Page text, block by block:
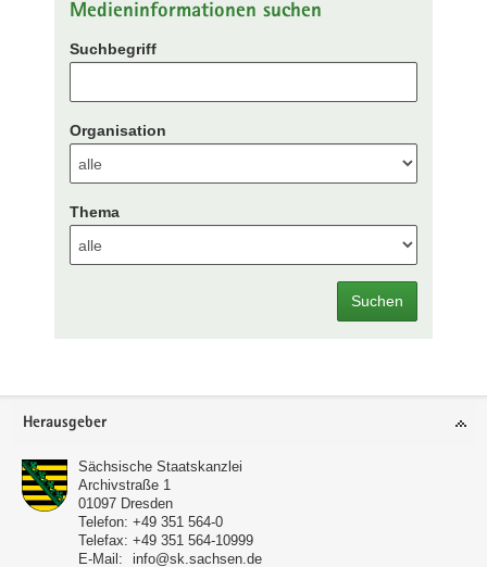
Medieninformationen suchen
Suchbegriff
Organisation
Thema
Suchen
Footer-
Herausgeber
Sächsische Staatskanzlei
Archivstraße 1
01097 Dresden
Telefon: +49 351 564-0
Telefax: +49 351 564-10999
E-Mail:
info@sk.sachsen.de